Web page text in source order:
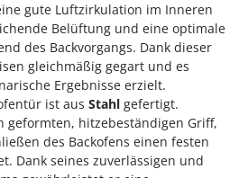
gute Luftzirkulation im Inneren
Belüftung und eine optimale
des Backvorgangs. Dank dieser
gleichmäßig gegart und es
Ergebnisse erzielt.
ist aus Stahl gefertigt.
geformten, hitzebeständigen Griff,
des Backofens einen festen
Dank seines zuverlässigen und